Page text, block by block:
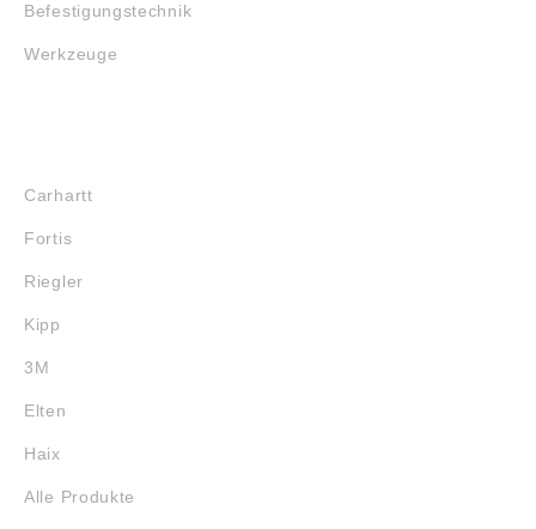
Befestigungstechnik
Werkzeuge
Carhartt
Fortis
Riegler
Kipp
3M
Elten
Haix
Alle Produkte